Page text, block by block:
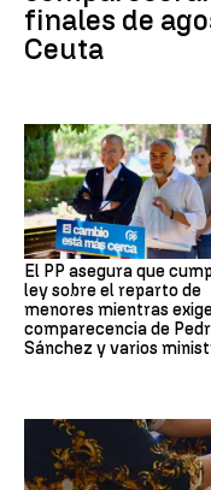
finales de
Ceuta
El PP asegura que
ley sobre el reparto de
menores mientras
comparecencia de
Sánchez y varios